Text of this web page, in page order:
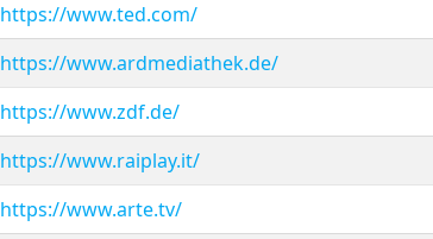
https://www.ted.com/
https://www.ardmediathek.de/
https://www.zdf.de/
https://www.raiplay.it/
https://www.arte.tv/